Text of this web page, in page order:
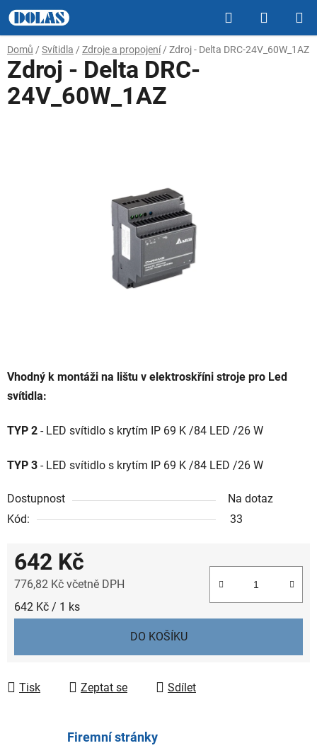
Přejít
na
obsah
Hledat
KOŠÍK
Domů / Svítidla / Zdroje a propojení / Zdroj - Delta DRC-24V_60W_1AZ
Vhodný k montáži na lištu v elektroskříni stroje pro Led
svítidla:
TYP 2 - LED svítidlo s krytím IP 69 K /84 LED /26 W
TYP 3 - LED svítidlo s krytím IP 69 K /84 LED /26 W
Dostupnost
Na dotaz
Kód:
33
642 Kč
776,82 Kč včetně DPH
Měrná cena:
642 Kč / 1 ks
DO KOŠÍKU
Tisk Zeptat se Sdílet
Zdroj - Delta DRC-
24V_60W_1AZ
Firemní stránky